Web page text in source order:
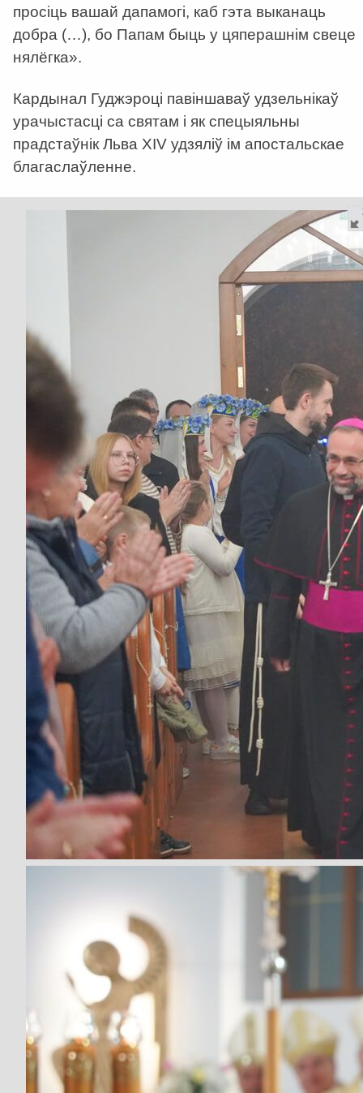
просіць вашай дапамогі, каб гэта выканаць
добра (…), бо Папам быць у цяперашнім свеце
нялёгка».
Кардынал Гуджэроці павіншаваў удзельнікаў
урачыстасці са святам і як спецыяльны
прадстаўнік Льва XIV удзяліў ім апостальскае
благаслаўленне.